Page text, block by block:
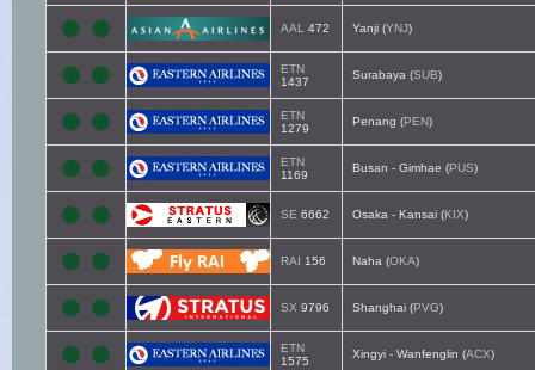
AAL 472 Yanji (YNJ)
ETN
1437
Surabaya (SUB)
ETN
1279
Penang (PEN)
ETN
1169
Busan - Gimhae (PUS)
SE 6662 Osaka - Kansai (KIX)
RAI 156 Naha (OKA)
SX 9796 Shanghai (PVG)
ETN
1575
Xingyi - Wanfenglin (ACX)